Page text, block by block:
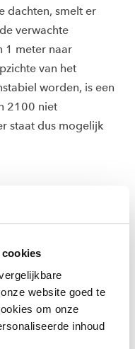
website goed te
om onze
inhoud
dachten, smelt er
verwachte
1 meter naar
van het
worden, is een
2100 niet
staat dus mogelijk
let wel: als het
te laat! Wist je dat
onder de
polders